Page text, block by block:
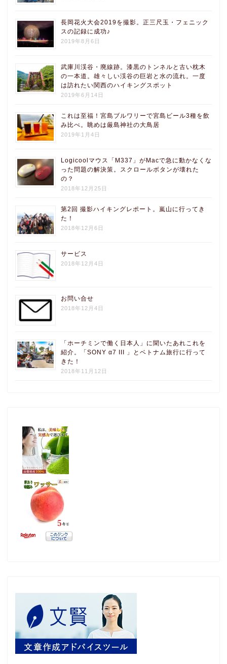
長岡花火大会2019を撮影。正三尺玉・フェニック
スの記録に成功♪
2019年8月6日
武庫川渓谷・廃線跡。漆黒のトンネルと古い枕木
の一本道。雄々しい渓谷の巨岩と水の流れ。一度
は訪れたい関西のハイキングスポット
2019年6月14日
これは至福！宮島ブルワリーで宮島ビール3種を飲
み比べ。眺めは厳島神社の大鳥居
2019年1月4日
Logicoolマウス「M337」がMacで急に動かなくな
った問題の解決策。スクロールボタンが壊れた
の？
2018年12月25日
第2回 撮影ハイキングレポート。嵐山に行ってき
た！
2018年12月6日
サービス
2018年12月4日
お問い合せ
2018年12月4日
「ホーチミンで働く日本人」に聞いたあれこれを
紹介。「SONY α7 III 」とベトナム旅行に行って
きた！
2018年11月12日